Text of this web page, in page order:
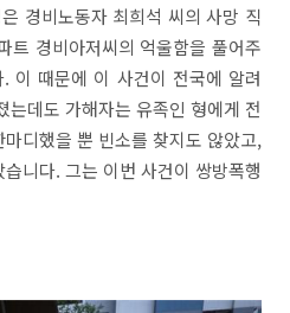
경비노동자 최희석 씨의 사망 직
트 경비아저씨의 억울함을 풀어주
이 때문에 이 사건이 전국에 알려
는데도 가해자는 유족인 형에게 전
디했을 뿐 빈소를 찾지도 않았고,
니다. 그는 이번 사건이 쌍방폭행